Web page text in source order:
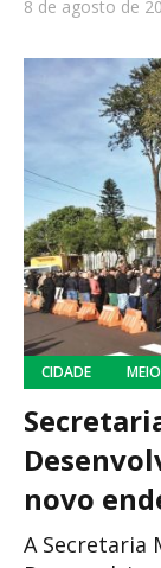
8 de agosto de
CIDADE
novo
A Secretaria